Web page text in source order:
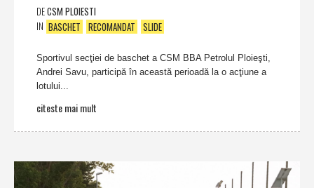
DECSM PLOIESTI
IN BASCHET RECOMANDAT SLIDE
Sportivul secţiei de baschet a CSM BBA Petrolul Ploieşti,
Andrei Savu, participă în această perioadă la o acţiune a
lotului...
citeste mai mult